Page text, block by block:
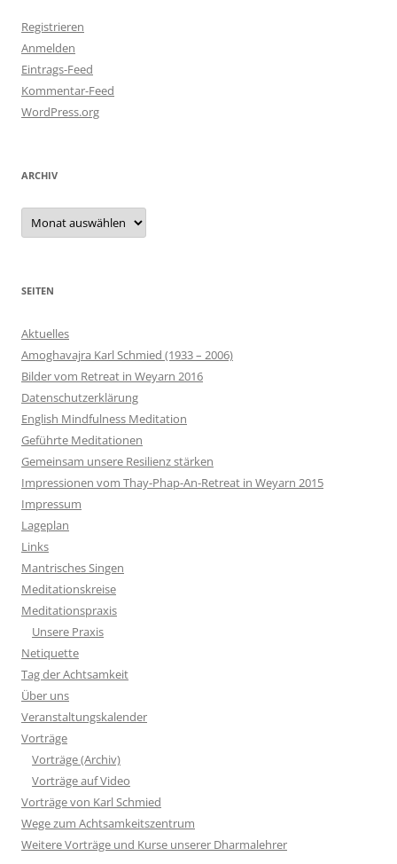
Registrieren
Anmelden
Eintrags-Feed
Kommentar-Feed
WordPress.org
ARCHIV
Archiv
SEITEN
Aktuelles
Amoghavajra Karl Schmied (1933 – 2006)
Bilder vom Retreat in Weyarn 2016
Datenschutzerklärung
English Mindfulness Meditation
Geführte Meditationen
Gemeinsam unsere Resilienz stärken
Impressionen vom Thay-Phap-An-Retreat in Weyarn 2015
Impressum
Lageplan
Links
Mantrisches Singen
Meditationskreise
Meditationspraxis
Unsere Praxis
Netiquette
Tag der Achtsamkeit
Über uns
Veranstaltungskalender
Vorträge
Vorträge (Archiv)
Vorträge auf Video
Vorträge von Karl Schmied
Wege zum Achtsamkeitszentrum
Weitere Vorträge und Kurse unserer Dharmalehrer